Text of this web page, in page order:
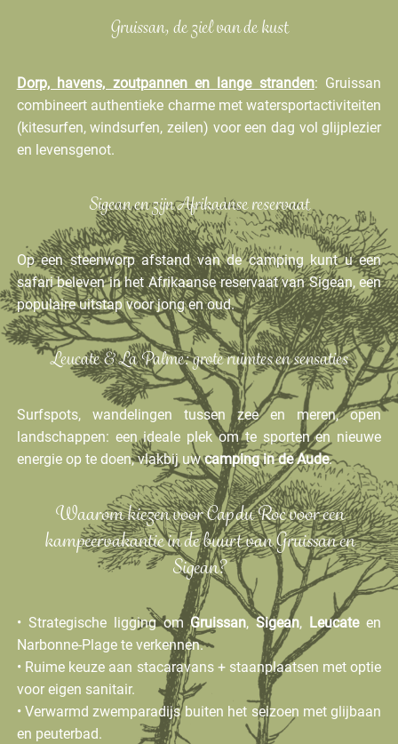
Gruissan, de ziel van de kust
Dorp, havens, zoutpannen en lange stranden: Gruissan
combineert authentieke charme met watersportactiviteiten
(kitesurfen, windsurfen, zeilen) voor een dag vol glijplezier
en levensgenot.
Sigean en zijn Afrikaanse reservaat
Op een steenworp afstand van de camping kunt u een
safari beleven in het Afrikaanse reservaat van Sigean, een
populaire uitstap voor jong en oud.
Leucate & La Palme: grote ruimtes en sensaties
Surfspots, wandelingen tussen zee en meren, open
landschappen: een ideale plek om te sporten en nieuwe
energie op te doen, vlakbij uwcamping in de Aude.
Waarom kiezen voor Cap du Roc voor een
kampeervakantie in de buurt van Gruissan en
Sigean?
• Strategische ligging omGruissan,Sigean, Leucateen
Narbonne-Plage te verkennen.
• Ruime keuze aan stacaravans + staanplaatsen met optie
voor eigen sanitair.
• Verwarmd zwemparadijs buiten het seizoen met glijbaan
en peuterbad.